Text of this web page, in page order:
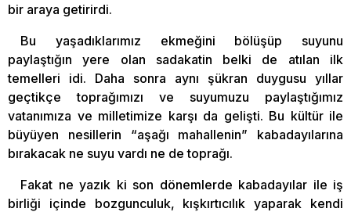
bir araya getirirdi.
Bu yaşadıklarımız ekmeğini bölüşüp suyunu
paylaştığın yere olan sadakatin belki de atılan ilk
temelleri idi. Daha sonra aynı şükran duygusu yıllar
geçtikçe toprağımızı ve suyumuzu paylaştığımız
vatanımıza ve milletimize karşı da gelişti. Bu kültür ile
büyüyen nesillerin “aşağı mahallenin” kabadayılarına
bırakacak ne suyu vardı ne de toprağı.
Fakat ne yazık ki son dönemlerde kabadayılar ile iş
birliği içinde bozgunculuk, kışkırtıcılık yaparak kendi